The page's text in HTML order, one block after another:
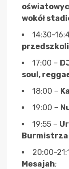
wokół
14:30-
przedszkoli
17:00 –
soul,
18:00 –
19:00 –
19:55 –
Burmistrza
20:00-
Mesajah;